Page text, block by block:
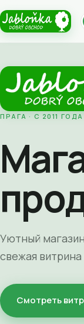
ПРАГА · С 2011 ГОДА
Уютный
свежая
Смотреть